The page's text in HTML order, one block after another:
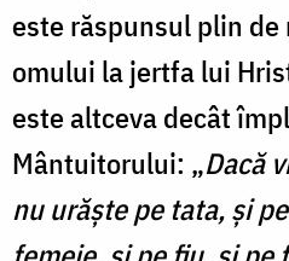
este răspunsul plin
omului la jertfa lui
este altceva decât
Mântuitorului: „Dacă
nu urăște pe tata, și